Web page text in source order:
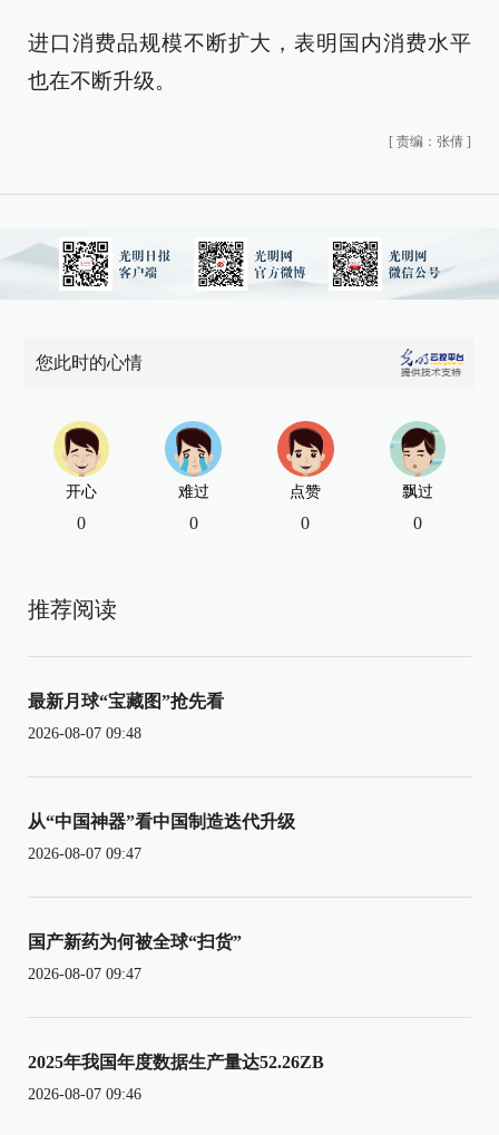
进口消费品规模不断扩大，表明国内消费水平
也在不断升级。
[ 责编：张倩 ]
您此时的心情
开心
0
难过
0
点赞
0
飘过
0
推荐阅读
最新月球“宝藏图”抢先看
2026-08-07 09:48
从“中国神器”看中国制造迭代升级
2026-08-07 09:47
国产新药为何被全球“扫货”
2026-08-07 09:47
2025年我国年度数据生产量达52.26ZB
2026-08-07 09:46